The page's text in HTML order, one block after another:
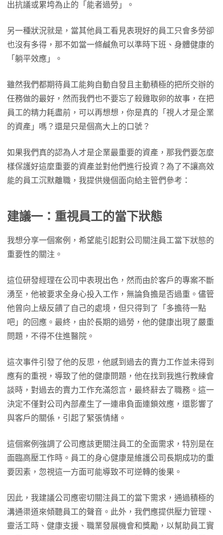
出抗議或累垮為止的「能者過勞」。
另一種狀況就是，當其他員工看見表現好的員工只會多勞卻
也沒有多得，那不如當一條鹹魚可以準時下班、身體健康的
「躺平效應」。
雖然我們都期待員工能夠自動自發且主動積極的把所交辦的
任務做的最好，然而我們也不要忘了殺雞取卵的故事，在把
員工的精力耗盡前，可以再想想，你是真的「視人才是企業
的資產」嗎？還是只是個高大上的口號？
如果我們真的認為人才是企業最重要的資產，那我們要怎麼
樣保護好這麼重要的資產並對他們進行投資？為了不讓高效
能的員工沉默離職，我提供幾個面向給主管們參考：
建議一：重視員工的當下狀態
我想分享一個案例，希望能引起對公司關注員工當下狀態的
重要性的關注。
這位研發經理在公司中表現出色，然而由於客戶的專案不斷
湧至，他被要求全身心投入工作，無論負擔是否過重。儘管
他曾向上級反饋了自己的處境，但只得到了「多擔待一點
吧」的回應。最終，由於長期的過勞，他的健康出現了嚴重
問題，不得不住進醫院。
這次事件引發了他的反思，他感到過去的賣力工作並未得到
應有的重視，導致了他的健康問題，他在找到我進行教練會
談時，對過去的賣力工作充滿怨言，最終辭去了職務。這一
決定不僅對公司內部產生了一連串負面連鎖效應，還影響了
與客戶的關係，引起了緊張情緒。
這個案例強調了公司應該更關注員工的全面需求，特別是在
面臨高壓工作時。員工的身心健康是維護公司長期成功的重
要因素，忽視這一方面可能導致不可逆轉的後果。
因此，我建議公司應密切關注員工的當下需求，通過積極的
溝通渠道來傾聽員工的聲音。此外，我們應提供壓力管理、
靈活工時、健康支援、職業發展機會和獎勵，以幫助員工實